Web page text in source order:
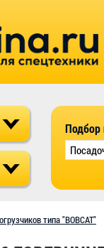
Подбор
типа "BOBCAT"